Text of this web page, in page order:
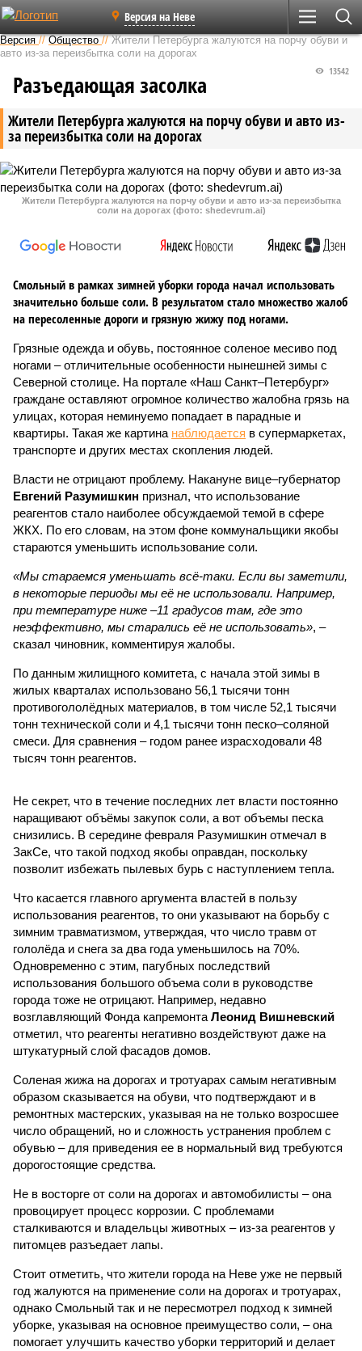
Версия на Неве
Версия //Общество //Жители Петербурга жалуются на порчу обуви и
авто из-за переизбытка соли на дорогах
Жители Петербурга жалуются на порчу обуви и авто из-
за переизбытка соли на дорогах
13542
Разъедающая засолка
Жители Петербурга жалуются на порчу обуви и авто из-за переизбытка
соли на дорогах (фото: shedevrum.ai)
Смольный в рамках зимней уборки города начал использовать
значительно больше соли. В результатом стало множество жалоб
на пересоленные дороги и грязную жижу под ногами.
Грязные одежда и обувь, постоянное соленое месиво под
ногами – отличительные особенности нынешней зимы с
Северной столице. На портале «Наш Санкт–Петербург»
граждане оставляют огромное количество жалобна грязь на
улицах, которая неминуемо попадает в парадные и
квартиры. Такая же картина наблюдается в супермаркетах,
транспорте и других местах скопления людей.
Власти не отрицают проблему. Накануне вице–губернатор
Евгений Разумишкин признал, что использование
реагентов стало наиболее обсуждаемой темой в сфере
ЖКХ. По его словам, на этом фоне коммунальщики якобы
стараются уменьшить использование соли.
«Мы стараемся уменьшать всё-таки. Если вы заметили,
в некоторые периоды мы её не использовали. Например,
при температуре ниже –11 градусов там, где это
неэффективно, мы старались её не использовать», –
сказал чиновник, комментируя жалобы.
По данным жилищного комитета, с начала этой зимы в
жилых кварталах использовано 56,1 тысячи тонн
противогололёдных материалов, в том числе 52,1 тысячи
тонн технической соли и 4,1 тысячи тонн песко–соляной
смеси. Для сравнения – годом ранее израсходовали 48
тысяч тонн реагентов.
Не секрет, что в течение последних лет власти постоянно
наращивают объёмы закупок соли, а вот объемы песка
снизились. В середине февраля Разумишкин отмечал в
ЗакСе, что такой подход якобы оправдан, поскольку
позволит избежать пылевых бурь с наступлением тепла.
Что касается главного аргумента властей в пользу
использования реагентов, то они указывают на борьбу с
зимним травматизмом, утверждая, что число травм от
гололёда и снега за два года уменьшилось на 70%.
Одновременно с этим, пагубных последствий
использования большого объема соли в руководстве
города тоже не отрицают. Например, недавно
возглавляющий Фонда капремонта Леонид Вишневский
отметил, что реагенты негативно воздействуют даже на
штукатурный слой фасадов домов.
Соленая жижа на дорогах и тротуарах самым негативным
образом сказывается на обуви, что подтверждают и в
ремонтных мастерских, указывая на не только возросшее
число обращений, но и сложность устранения проблем с
обувью – для приведения ее в нормальный вид требуются
дорогостоящие средства.
Не в восторге от соли на дорогах и автомобилисты – она
провоцирует процесс коррозии. С проблемами
сталкиваются и владельцы животных – из-за реагентов у
питомцев разъедает лапы.
Стоит отметить, что жители города на Неве уже не первый
год жалуются на применение соли на дорогах и тротуарах,
однако Смольный так и не пересмотрел подход к зимней
уборке, указывая на основное преимущество соли, – она
помогает улучшить качество уборки территорий и делает